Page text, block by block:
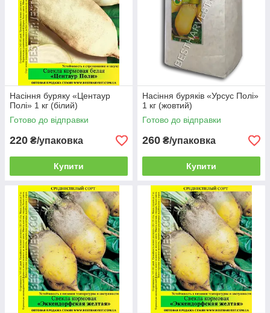
Насіння буряку «Центаур
Полі» 1 кг (білий)
Готово до відправки
220 ₴/упаковка
Купити
Насіння буряків «Урсус Полі»
1 кг (жовтий)
Готово до відправки
260 ₴/упаковка
Купити